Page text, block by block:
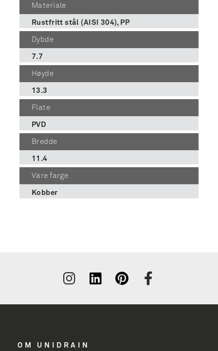
Materiale
Rustfritt stål (AISI 304), PP
Dybde
7.7
Høyde
13.3
Flate
PVD
Bredde
11.4
Vare farge
Kobber
OM UNIDRAIN